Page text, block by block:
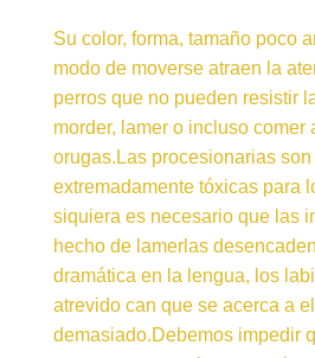
Su color, forma, tamaño poco
modo de moverse atraen la
perros que no pueden resistir
morder, lamer o incluso comer
orugas.Las procesionarias son
extremadamente tóxicas para
siquiera es necesario que las
hecho de lamerlas
dramática en la lengua, los
atrevido can que se acerca a
demasiado.Debemos impedir